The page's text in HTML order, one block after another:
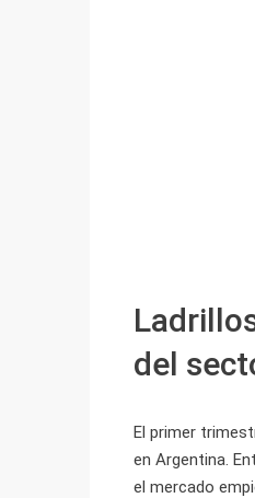
del
El primer
en Argentina.
el mercado